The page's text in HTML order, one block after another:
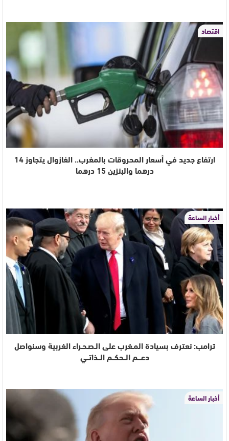
اقتصاد
ارتفاع جديد في أسعار المحروقات بالمغرب.. الغازوال يتجاوز 14
درهما والبنزين 15 درهما
أخبار الساعة
ترامب: نعترف بسيادة المـغرب على الـصـحـراء الغربية وسنواصل
دعـــم الــحكــم الــذاتــي
أخبار الساعة